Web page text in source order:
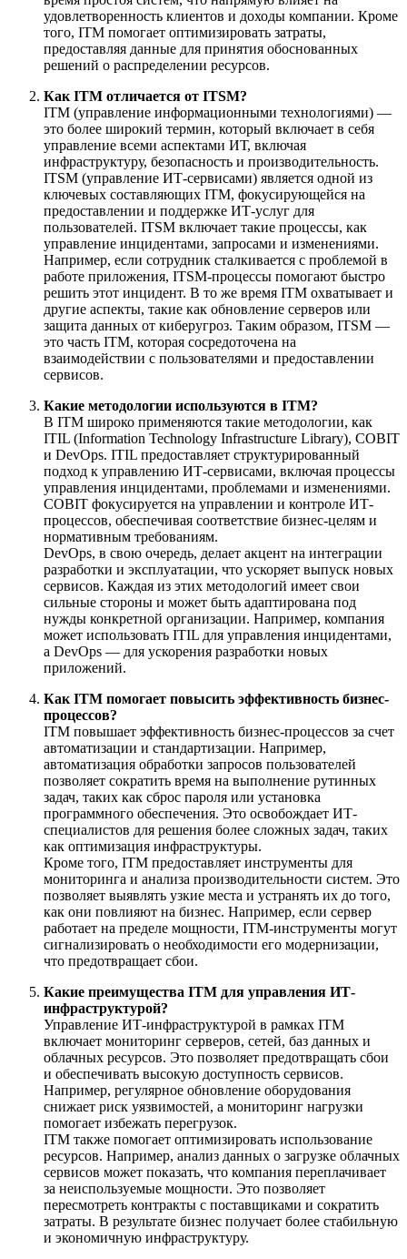
удовлетворенность клиентов и доходы компании. Кроме
того, ITM помогает оптимизировать затраты,
предоставляя данные для принятия обоснованных
решений о распределении ресурсов.
Как ITM отличается от ITSM?
ITM (управление информационными технологиями) —
это более широкий термин, который включает в себя
управление всеми аспектами ИТ, включая
инфраструктуру, безопасность и производительность.
ITSM (управление ИТ-сервисами) является одной из
ключевых составляющих ITM, фокусирующейся на
предоставлении и поддержке ИТ-услуг для
пользователей. ITSM включает такие процессы, как
управление инцидентами, запросами и изменениями.
Например, если сотрудник сталкивается с проблемой в
работе приложения, ITSM-процессы помогают быстро
решить этот инцидент. В то же время ITM охватывает и
другие аспекты, такие как обновление серверов или
защита данных от киберугроз. Таким образом, ITSM —
это часть ITM, которая сосредоточена на
взаимодействии с пользователями и предоставлении
сервисов.
Какие методологии используются в ITM?
В ITM широко применяются такие методологии, как
ITIL (Information Technology Infrastructure Library), COBIT
и DevOps. ITIL предоставляет структурированный
подход к управлению ИТ-сервисами, включая процессы
управления инцидентами, проблемами и изменениями.
COBIT фокусируется на управлении и контроле ИТ-
процессов, обеспечивая соответствие бизнес-целям и
нормативным требованиям.
DevOps, в свою очередь, делает акцент на интеграции
разработки и эксплуатации, что ускоряет выпуск новых
сервисов. Каждая из этих методологий имеет свои
сильные стороны и может быть адаптирована под
нужды конкретной организации. Например, компания
может использовать ITIL для управления инцидентами,
а DevOps — для ускорения разработки новых
приложений.
Как ITM помогает повысить эффективность бизнес-
процессов?
ITM повышает эффективность бизнес-процессов за счет
автоматизации и стандартизации. Например,
автоматизация обработки запросов пользователей
позволяет сократить время на выполнение рутинных
задач, таких как сброс пароля или установка
программного обеспечения. Это освобождает ИТ-
специалистов для решения более сложных задач, таких
как оптимизация инфраструктуры.
Кроме того, ITM предоставляет инструменты для
мониторинга и анализа производительности систем. Это
позволяет выявлять узкие места и устранять их до того,
как они повлияют на бизнес. Например, если сервер
работает на пределе мощности, ITM-инструменты могут
сигнализировать о необходимости его модернизации,
что предотвращает сбои.
Какие преимущества ITM для управления ИТ-
инфраструктурой?
Управление ИТ-инфраструктурой в рамках ITM
включает мониторинг серверов, сетей, баз данных и
облачных ресурсов. Это позволяет предотвращать сбои
и обеспечивать высокую доступность сервисов.
Например, регулярное обновление оборудования
снижает риск уязвимостей, а мониторинг нагрузки
помогает избежать перегрузок.
ITM также помогает оптимизировать использование
ресурсов. Например, анализ данных о загрузке облачных
сервисов может показать, что компания переплачивает
за неиспользуемые мощности. Это позволяет
пересмотреть контракты с поставщиками и сократить
затраты. В результате бизнес получает более стабильную
и экономичную инфраструктуру.